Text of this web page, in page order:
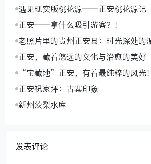
遇见现实版桃花源——正安桃花源记
正安——拿什么吸引游客？！
老照片里的贵州正安县：时光深处的
正安，藏着悠远的文化与治愈的美好
“宝藏地”正安，有着最纯粹的风光！
正安祝家坪：古寨印象
新州茨梨水库
发表评论